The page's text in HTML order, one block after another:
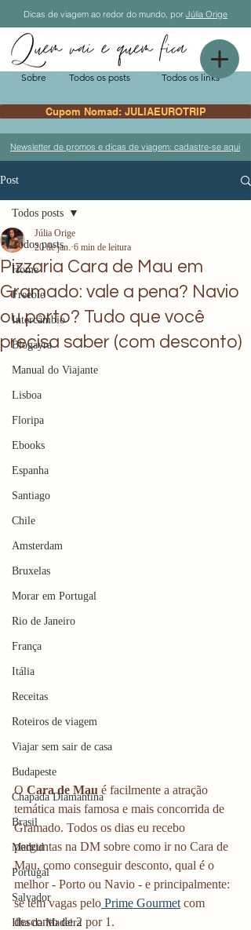
Sobre Todos os posts Todos os links
Cupom Nomad: JULIAEUROTRIP
Dicas de viagem ao redor do mundo, por Júlia Orige
Newsletter de promos e dicas de viagem: cadastre-se aqui
Post
Todos posts
Home
Freebie
Intercâmbio
Blogayra
Manual do Viajante
Lisboa
Floripa
Ebooks
Espanha
Santiago
Chile
Amsterdam
Bruxelas
Morar em Portugal
Rio de Janeiro
França
Itália
Receitas
Roteiros de viagem
Viajar sem sair de casa
Budapeste
Chapada Diamantina
Brasil
Madrid
Portugal
Salvador
Ilha da Madeira
Todos posts
Pizzaria Cara de Mau em
Gramado: vale a pena? Navio
ou porto? Tudo que você
precisa saber (com desconto)
Júlia Orige
20 de jan. 6 min de leitura
O Cara de Mau é facilmente a atração
temática mais famosa e mais concorrida de
Gramado. Todos os dias eu recebo
perguntas na DM sobre como ir no Cara de
Mau, como conseguir desconto, qual é o
melhor - Porto ou Navio - e principalmente:
se tem vagas pelo Prime Gourmet com
desconto de 2 por 1.